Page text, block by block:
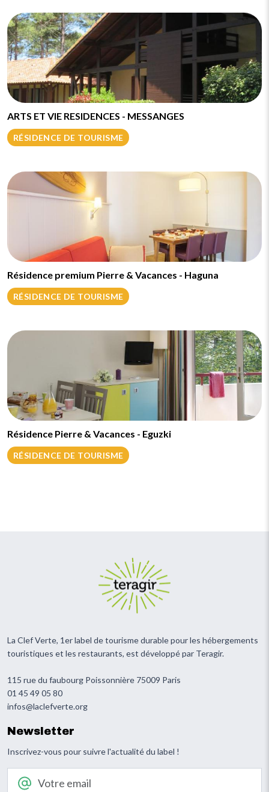
ARTS ET VIE RESIDENCES - MESSANGES
RÉSIDENCE DE TOURISME
Résidence premium Pierre & Vacances - Haguna
RÉSIDENCE DE TOURISME
Résidence Pierre & Vacances - Eguzki
RÉSIDENCE DE TOURISME
La Clef Verte, 1er label de tourisme durable pour les hébergements
touristiques et les restaurants, est développé par Teragir.
115 rue du faubourg Poissonnière 75009 Paris
01 45 49 05 80
infos@laclefverte.org
Newsletter
Inscrivez-vous pour suivre l'actualité du label !